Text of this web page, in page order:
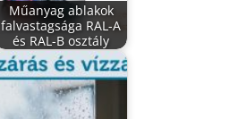
Műanyag ablakok
falvastagsága RAL-A
és RAL-B osztály